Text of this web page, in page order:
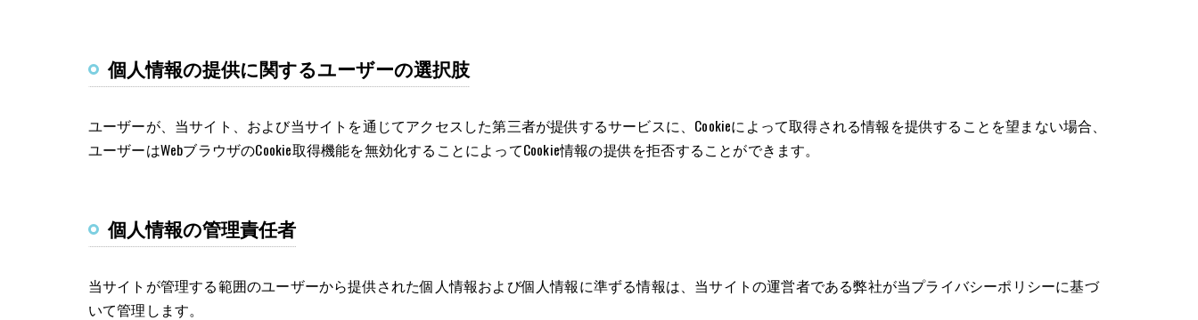
個人情報の提供に関するユーザーの選択肢
ユーザーが、当サイト、および当サイトを通じてアクセスした第三者が提供するサービスに、Cookieによって取得される情報を提供することを望まない場合、
ユーザーはWebブラウザのCookie取得機能を無効化することによってCookie情報の提供を拒否することができます。
個人情報の管理責任者
当サイトが管理する範囲のユーザーから提供された個人情報および個人情報に準ずる情報は、当サイトの運営者である弊社が当プライバシーポリシーに基づ
いて管理します。